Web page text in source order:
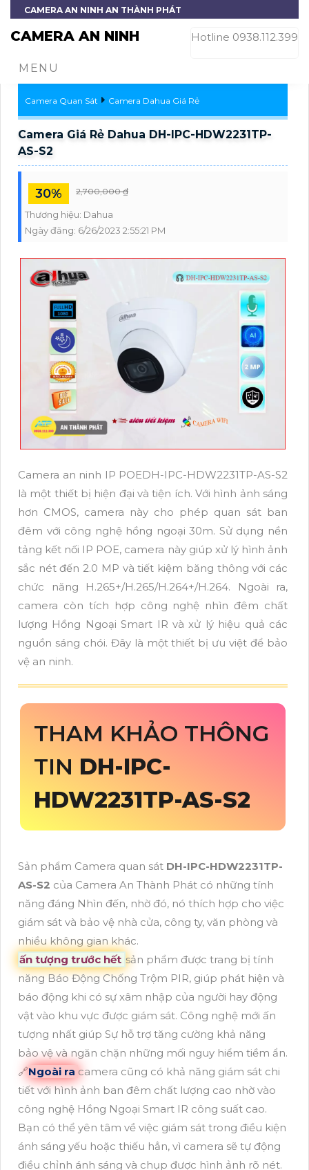
CAMERA AN NINH AN THÀNH PHÁT
CAMERA AN NINH Hotline 0938.112.399
MENU
Camera Quan Sát Camera Dahua Giá Rẻ
Camera Giá Rẻ Dahua DH-IPC-HDW2231TP-
AS-S2
30% 2,700,000 ₫
Thương hiệu: Dahua
Ngày đăng: 6/26/2023 2:55:21 PM
Camera an ninh IP POEDH-IPC-HDW2231TP-AS-S2
là một thiết bị hiện đại và tiện ích. Với hình ảnh sáng
hơn CMOS, camera này cho phép quan sát ban
đêm với công nghệ hồng ngoại 30m. Sử dụng nền
tảng kết nối IP POE, camera này giúp xử lý hình ảnh
sắc nét đến 2.0 MP và tiết kiệm băng thông với các
chức năng H.265+/H.265/H.264+/H.264. Ngoài ra,
camera còn tích hợp công nghệ nhìn đêm chất
lượng Hồng Ngoại Smart IR và xử lý hiệu quả các
nguồn sáng chói. Đây là một thiết bị ưu việt để bảo
vệ an ninh.
THAM KHẢO THÔNG
TIN DH-IPC-
HDW2231TP-AS-S2
Sản phẩm Camera quan sát DH-IPC-HDW2231TP-
AS-S2 của Camera An Thành Phát có những tính
năng đáng Nhìn đến, nhờ đó, nó thích hợp cho việc
giám sát và bảo vệ nhà cửa, công ty, văn phòng và
nhiều không gian khác.
ấn tượng trước hết sản phẩm được trang bị tính
năng Báo Động Chống Trộm PIR, giúp phát hiện và
báo động khi có sự xâm nhập của người hay động
vật vào khu vực được giám sát. Công nghệ mới ấn
tượng nhất giúp Sự hỗ trợ tăng cường khả năng
bảo vệ và ngăn chặn những mối nguy hiểm tiềm ẩn.
🔗Ngoài ra camera cũng có khả năng giám sát chi
tiết với hình ảnh ban đêm chất lượng cao nhờ vào
công nghệ Hồng Ngoại Smart IR công suất cao.
Bạn có thể yên tâm về việc giám sát trong điều kiện
ánh sáng yếu hoặc thiếu hẳn, vì camera sẽ tự động
điều chỉnh ánh sáng và chụp được hình ảnh rõ nét.